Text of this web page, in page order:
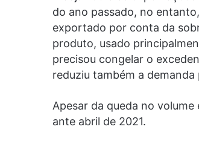
do ano passado, no
exportado por conta da
produto, usado
precisou congelar o
reduziu também a demanda
Apesar da queda no
ante abril de 2021.